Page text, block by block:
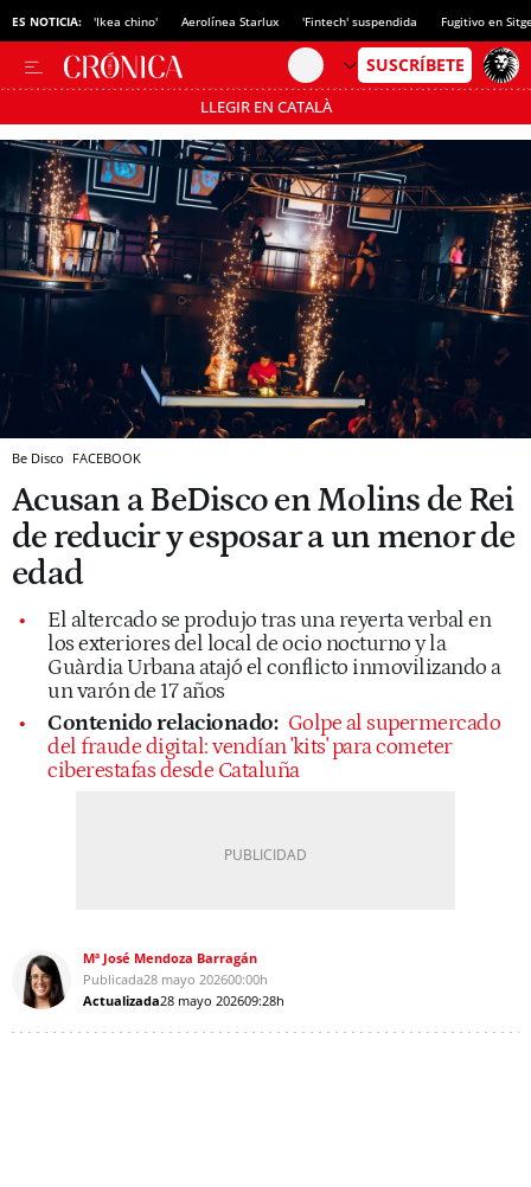
ES NOTICIA: 'Ikea chino' Aerolínea Starlux 'Fintech' suspendida Fugitivo en
LLEGIR EN CATALÀ
Pásate al MODO AHORRO
Be Disco FACEBOOK
Acusan a BeDisco en Molins de Rei
de reducir y esposar a un menor de
edad
El altercado se produjo tras una reyerta verbal en
los exteriores del local de ocio nocturno y la
Guàrdia Urbana atajó el conflicto inmovilizando a
un varón de 17 años
Contenido relacionado: Golpe al supermercado
del fraude digital: vendían 'kits' para cometer
ciberestafas desde Cataluña
Mª José Mendoza Barragán
Publicada28 mayo 202600:00h
Actualizada28 mayo 202609:28h